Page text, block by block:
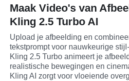
Maak Video's van
Kling 2.5 Turbo AI
Upload je afbeelding en
tekstprompt voor nauwkeurige
Kling 2.5 Turbo animeert je
realistische bewegingen en
Kling AI zorgt voor vloeiende